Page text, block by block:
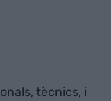
tècnics, i